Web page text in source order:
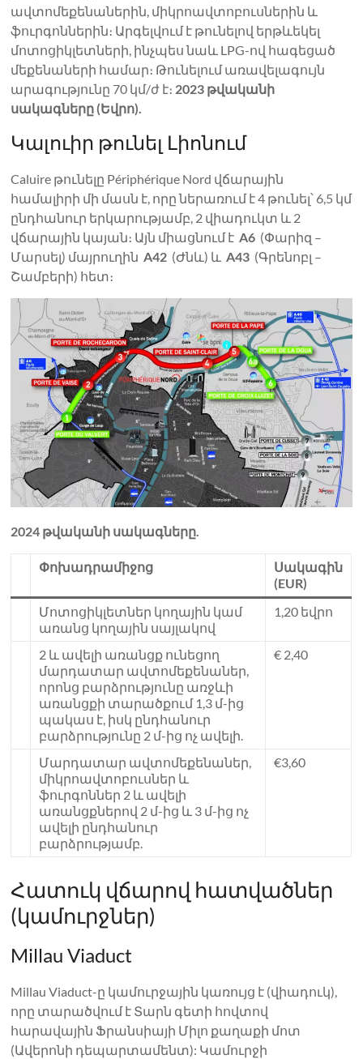
ավտոմեքենաներին, միկրոավտոբուսներին և
ֆուրգոններին։ Արգելվում է թունելով երթևեկել
մոտոցիկլետների, ինչպես նաև LPG-ով հագեցած
մեքենաների համար։ Թունելում առավելագույն
արագությունը 70 կմ/ժ է։ 2023 թվականի
սակագները (Եվրո).
Կալուիր թունել Լիոնում
Caluire թունելը Périphérique Nord վճարային
համալիրի մի մասն է, որը ներառում է 4 թունել՝ 6,5 կմ
ընդհանուր երկարությամբ, 2 վիադուկտ և 2
վճարային կայան։ Այն միացնում է A6 (Փարիզ –
Մարսել) մայրուղին A42 (Ժնև) և A43 (Գրենոբլ –
Շամբերի) հետ։
2024 թվականի սակագները.
Փոխադրամիջոց
Սակագին
(EUR)
Մոտոցիկլետներ կողային կամ
առանց կողային սայլակով
1,20 եվրո
2 և ավելի առանցք ունեցող
մարդատար ավտոմեքենաներ,
որոնց բարձրությունը առջևի
առանցքի տարածքում 1,3 մ-ից
պակաս է, իսկ ընդհանուր
բարձրությունը 2 մ-ից ոչ ավելի.
€ 2,40
Մարդատար ավտոմեքենաներ,
միկրոավտոբուսներ և
ֆուրգոններ 2 և ավելի
առանցքներով 2 մ-ից և 3 մ-ից ոչ
ավելի ընդհանուր
բարձրությամբ.
€3,60
Հատուկ վճարով հատվածներ
(կամուրջներ)
Millau Viaduct
Millau Viaduct-ը կամուրջային կառույց է (վիադուկ),
որը տարածվում է Տարն գետի հովտով
հարավային Ֆրանսիայի Միլո քաղաքի մոտ
(Ավերոնի դեպարտամենտ): Կամուրջի